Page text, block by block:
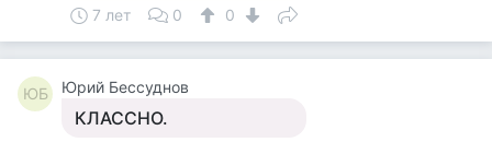
7 лет 0 0
ЮБ Юрий Бессуднов
КЛАССНО.